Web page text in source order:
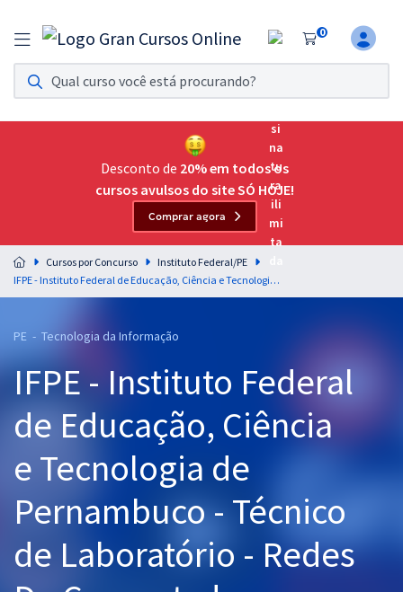
0
Assinatura Ilimitada 11
Acesso a todos os cursos. Teste grátis por 7 dias!
Assinatura OAB Até Passar
Acesso ilimitado a toda preparação para o Exame da
Residências Multiprofissionais
Preparação completa e intensiva para as principais
residências em saúde do Brasil
Cursos 20% OFF
Pós
Graduação
OAB
Mentorias
Questões grátis
Desconto de 20% em todos os
cursos avulsos do site SÓ HOJE!
Comprar agora
Cursos por Concurso
Instituto Federal/PE
IFPE - Instituto Federal de Educação, Ciência e Tecnologia de Pernambuco - Técnico de Laboratório - Redes De Computadores (Módulo Especial)
PE - Tecnologia da Informação
IFPE - Instituto Federal
de Educação, Ciência
e Tecnologia de
Pernambuco - Técnico
de Laboratório - Redes